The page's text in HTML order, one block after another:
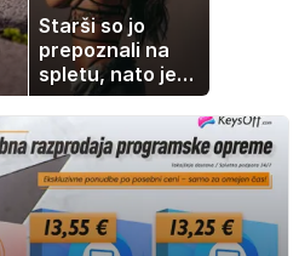
Starši so jo
prepoznali na
spletu, nato je
ostala brez
službe